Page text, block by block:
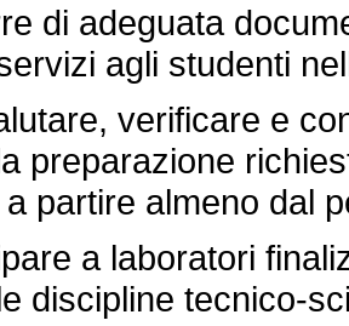
di adeguata
agli studenti
verificare e
preparazione
partire almeno dal
a laboratori
discipline tecnico-